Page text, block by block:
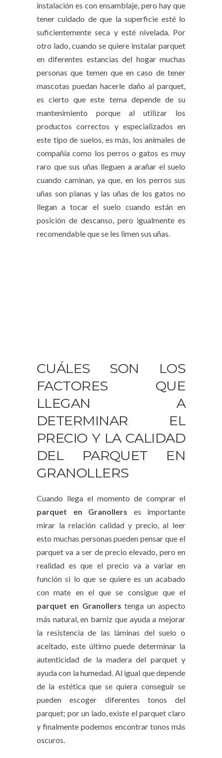
instalación es con ensamblaje, pero hay que
tener cuidado de que la superficie esté lo
suficientemente seca y esté nivelada. Por
otro lado, cuando se quiere instalar parquet
en diferentes estancias del hogar muchas
personas que temen que en caso de tener
mascotas puedan hacerle daño al parquet,
es cierto que este tema depende de su
mantenimiento porque al utilizar los
productos correctos y especializados en
este tipo de suelos, es más, los animales de
compañía como los perros o gatos es muy
raro que sus uñas lleguen a arañar el suelo
cuando caminan, ya que, en los perros sus
uñas son planas y las uñas de los gatos no
llegan a tocar el suelo cuando están en
posición de descanso, pero igualmente es
recomendable que se les limen sus uñas.
CUÁLES SON LOS
FACTORES QUE
LLEGAN A
DETERMINAR EL
PRECIO Y LA CALIDAD
DEL PARQUET EN
GRANOLLERS
Cuando llega el momento de comprar el
parquet en Granollers es importante
mirar la relación calidad y precio, al leer
esto muchas personas pueden pensar que el
parquet va a ser de precio elevado, pero en
realidad es que el precio va a variar en
función si lo que se quiere es un acabado
con mate en el que se consigue que el
parquet en Granollers tenga un aspecto
más natural, en barniz que ayuda a mejorar
la resistencia de las láminas del suelo o
aceitado, este último puede determinar la
autenticidad de la madera del parquet y
ayuda con la humedad. Al igual que depende
de la estética que se quiera conseguir se
pueden escoger diferentes tonos del
parquet; por un lado, existe el parquet claro
y finalmente podemos encontrar tonos más
oscuros.